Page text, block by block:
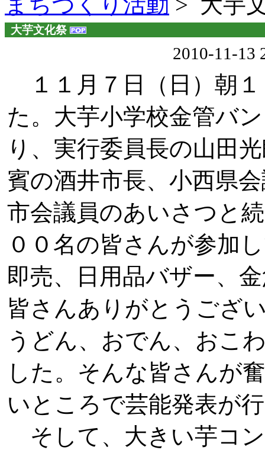
大芋文化祭
2010-11-13
１１月７日（日）朝
た。大芋小学校金管バ
り、実行委員長の山田
賓の酒井市長、小西県
市会議員のあいさつと
００名の皆さんが参加
即売、日用品バザー、
皆さんありがとうござ
うどん、おでん、おこ
した。そんな皆さんが
いところで芸能発表が
そして、大きい芋コ